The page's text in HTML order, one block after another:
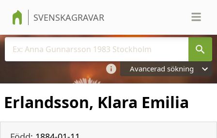
SVENSKAGRAVAR
Avancerad sökning
Erlandsson, Klara Emilia